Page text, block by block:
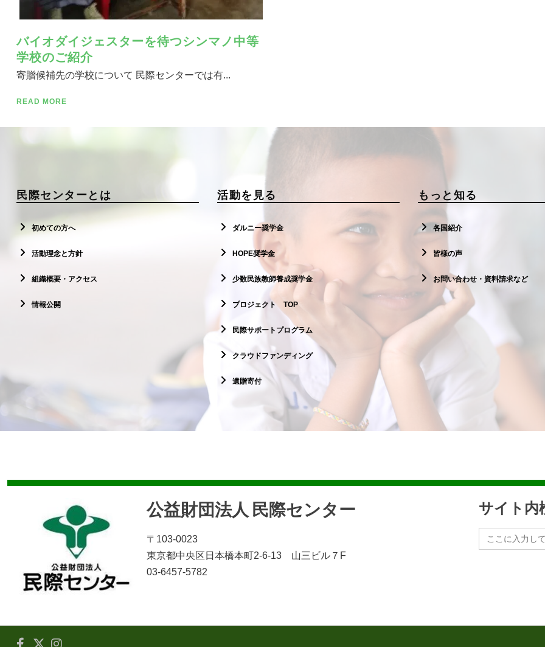
バイオダイジェスターを待つシンマノ中等
学校のご紹介
寄贈候補先の学校について 民際センターでは有...
READ MORE
民際センターとは
初めての方へ
活動理念と方針
組織概要・アクセス
情報公開
活動を見る
ダルニー奨学金
HOPE奨学金
少数民族教師養成奨学金
プロジェクト TOP
民際サポートプログラム
クラウドファンディング
遺贈寄付
もっと知る
各国紹介
皆様の声
お問い合わせ・資料請求など
公益財団法人 民際センター
〒103-0023
東京都中央区日本橋本町2-6-13 山三ビル７F
03-6457-5782
サイト内
Search
for: